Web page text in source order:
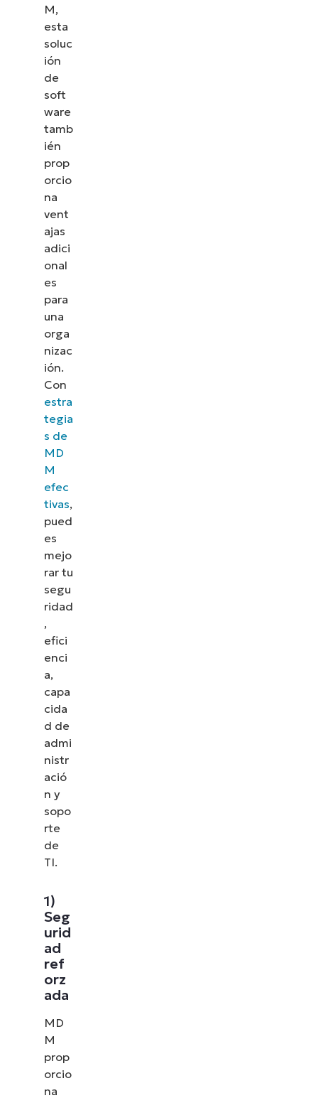
M,
esta
soluc
ión
de
soft
ware
tamb
ién
prop
orcio
na
vent
ajas
adici
onal
es
para
una
orga
nizac
ión.
Con
estra
tegia
s de
MD
M
efec
tivas,
pued
es
mejo
rar tu
segu
ridad
,
efici
enci
a,
capa
cida
d de
admi
nistr
ació
n y
sopo
rte
de
TI.
1)
Seg
urid
ad
ref
orz
ada
MD
M
prop
orcio
na